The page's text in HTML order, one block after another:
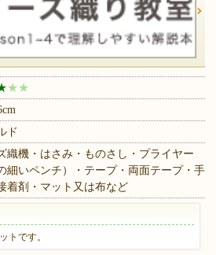
★ ★
ド
織機・はさみ・ものさし・プライヤー
細いペンチ）・テープ・両面テープ・手
着剤・マット又は布など
トです。